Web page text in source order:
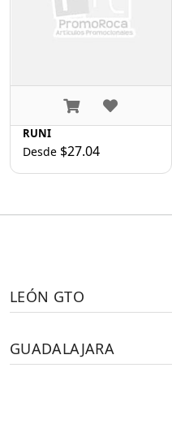
RUNI
Desde $27.04
GUADALAJARA
LEÓN GTO